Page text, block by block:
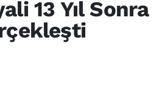
13 Yıl Sonra